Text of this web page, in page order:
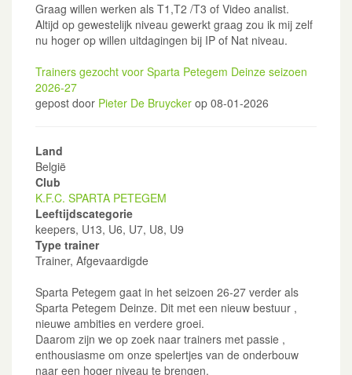
Graag willen werken als T1,T2 /T3 of Video analist.
Altijd op gewestelijk niveau gewerkt graag zou ik mij zelf
nu hoger op willen uitdagingen bij IP of Nat niveau.
Trainers gezocht voor Sparta Petegem Deinze seizoen
2026-27
gepost door Pieter De Bruycker op 08-01-2026
Land
België
Club
K.F.C. SPARTA PETEGEM
Leeftijdscategorie
keepers, U13, U6, U7, U8, U9
Type trainer
Trainer, Afgevaardigde
Sparta Petegem gaat in het seizoen 26-27 verder als
Sparta Petegem Deinze. Dit met een nieuw bestuur ,
nieuwe ambities en verdere groei.
Daarom zijn we op zoek naar trainers met passie ,
enthousiasme om onze spelertjes van de onderbouw
naar een hoger niveau te brengen.